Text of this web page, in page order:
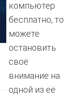
компьютер
бесплатно, то
можете
остановить
своё
внимание на
одной из её